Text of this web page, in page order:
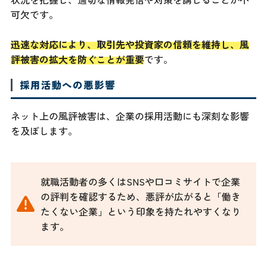
可欠です。
迅速な対応により、取引先や投資家の信頼を維持し、風
評被害の拡大を防ぐことが重要です。
採用活動への悪影響
ネット上の風評被害は、企業の採用活動にも深刻な影響
を及ぼします。
就職活動者の多くはSNSや口コミサイトで企業
の評判を確認するため、悪評が広がると「働き
たくない企業」という印象を持たれやすくなり
ます。